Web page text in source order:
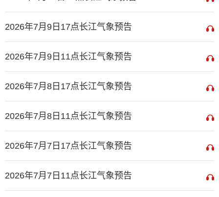
2026年7月9日17点长江气象预告
2026年7月9日11点长江气象预告
2026年7月8日17点长江气象预告
2026年7月8日11点长江气象预告
2026年7月7日17点长江气象预告
2026年7月7日11点长江气象预告